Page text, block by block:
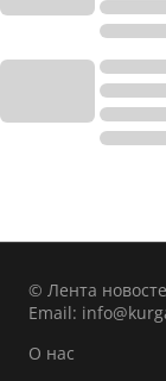
© Лента
Email:
О нас